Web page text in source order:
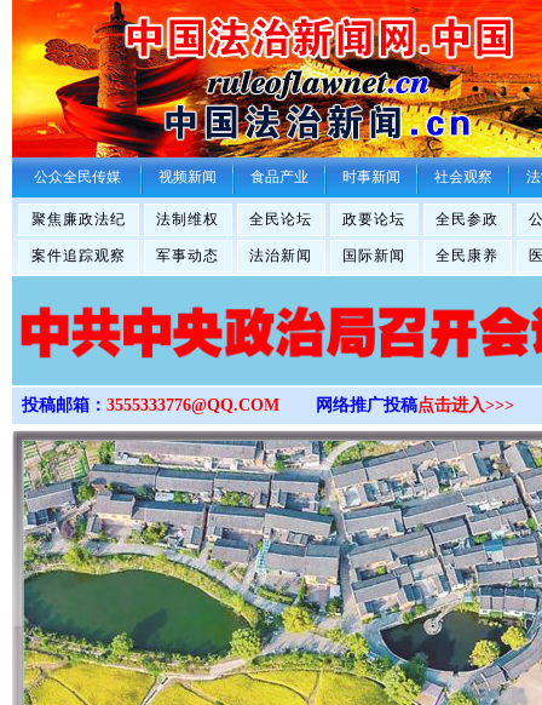
>
公众全民传媒 视频新闻 食品产业 时事新闻 社会观察
聚焦廉政法纪 法制维权 全民论坛 政要论坛 全民参政
案件追踪观察 军事动态 法治新闻 国际新闻 全民康养
投稿邮箱： 3555333776@QQ.COM 网络推广投稿点击进入>>>